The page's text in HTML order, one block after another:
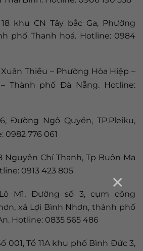
×
khu CN Tây bắc Ga, Phường
phố Thanh hoá. Hotline: 0984
Thiều – Phường Hòa Hiệp –
Thành phố Đà Nẵng. Hotline:
Đường Ngô Quyền, TP.Pleiku,
0982 776 061
Nguyên Chí Thanh, Tp Buôn Ma
0913 423 805
M1, Đường số 3, cụm công
xã Lợi Bình Nhơn, thành phố
Hotline: 0835 565 486
001, Tổ 11A khu phố Bình Đức 3,